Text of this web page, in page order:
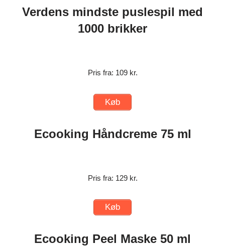
Verdens mindste puslespil med
1000 brikker
Pris fra: 109 kr.
Køb
Ecooking Håndcreme 75 ml
Pris fra: 129 kr.
Køb
Ecooking Peel Maske 50 ml